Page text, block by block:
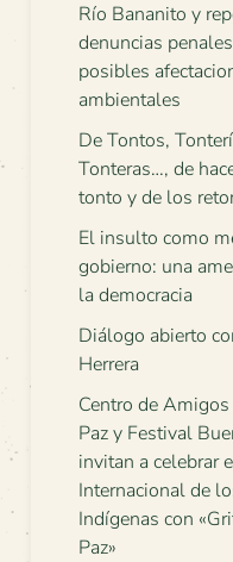
Río Bananito y
denuncias
posibles
ambientales
De Tontos,
Tonteras…, de
tonto y de los
El insulto como
gobierno: una
la democracia
Diálogo abierto
Herrera
Centro de Amigos
Paz y Festival
invitan a celebrar
Internacional de
Indígenas con
Paz»